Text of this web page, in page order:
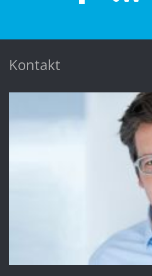
Kontakt